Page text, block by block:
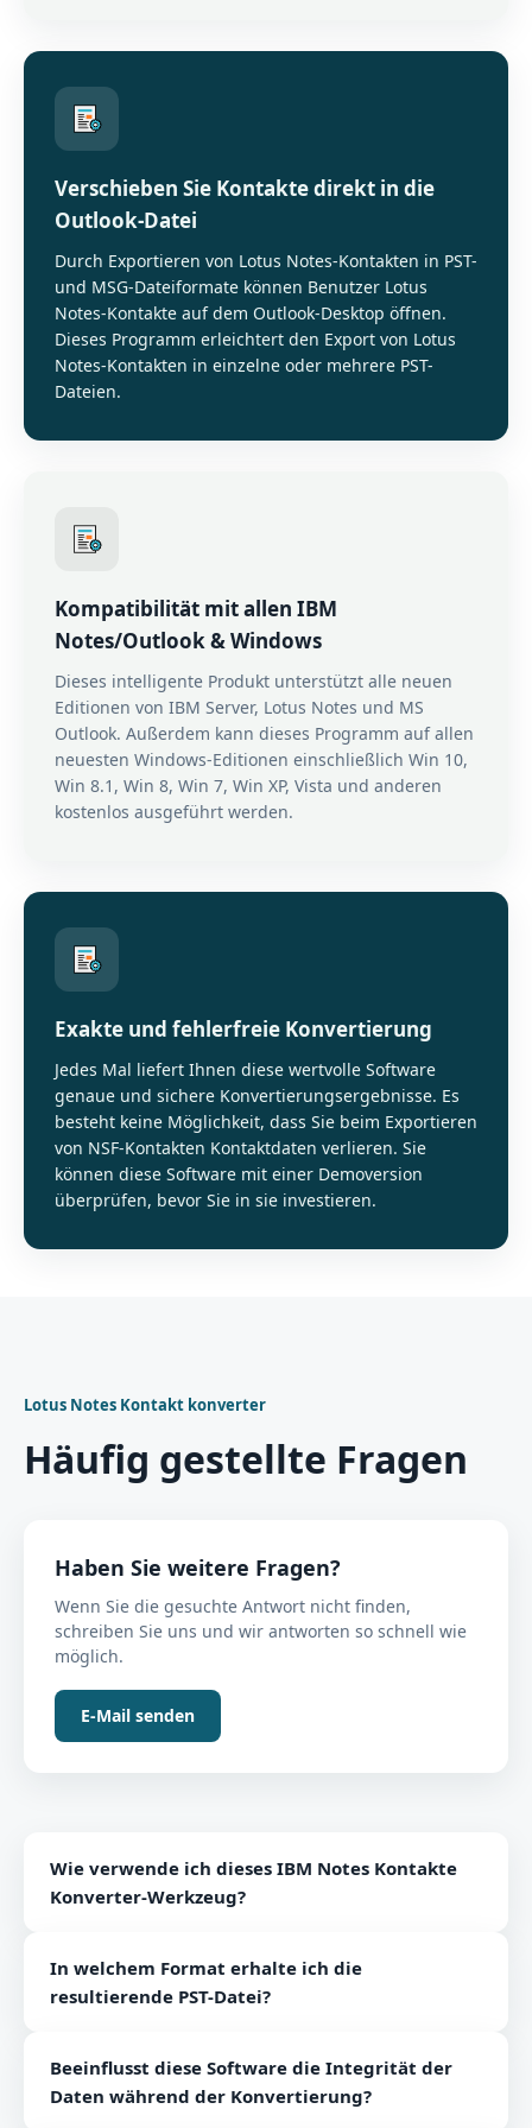
Verschieben Sie Kontakte direkt in die
Outlook-Datei
Durch Exportieren von Lotus Notes-Kontakten in PST-
und MSG-Dateiformate können Benutzer Lotus
Notes-Kontakte auf dem Outlook-Desktop öffnen.
Dieses Programm erleichtert den Export von Lotus
Notes-Kontakten in einzelne oder mehrere PST-
Dateien.
Kompatibilität mit allen IBM
Notes/Outlook & Windows
Dieses intelligente Produkt unterstützt alle neuen
Editionen von IBM Server, Lotus Notes und MS
Outlook. Außerdem kann dieses Programm auf allen
neuesten Windows-Editionen einschließlich Win 10,
Win 8.1, Win 8, Win 7, Win XP, Vista und anderen
kostenlos ausgeführt werden.
Exakte und fehlerfreie Konvertierung
Jedes Mal liefert Ihnen diese wertvolle Software
genaue und sichere Konvertierungsergebnisse. Es
besteht keine Möglichkeit, dass Sie beim Exportieren
von NSF-Kontakten Kontaktdaten verlieren. Sie
können diese Software mit einer Demoversion
überprüfen, bevor Sie in sie investieren.
Lotus Notes Kontakt konverter
Häufig gestellte Fragen
Haben Sie weitere Fragen?
Wenn Sie die gesuchte Antwort nicht finden,
schreiben Sie uns und wir antworten so schnell wie
möglich.
E-Mail senden
Wie verwende ich dieses IBM Notes Kontakte
Konverter-Werkzeug?
Konvertierungsprozess zu kennen: Installieren und
öffnen Sie die Software auf Ihrem Windows-PC.
den Pfad für die resultierende Datei an. Klicken Sie
auf die Schaltfläche Jetzt generieren.
In welchem Format erhalte ich die
resultierende PST-Datei?
können Benutzer Daten in einer Unicode-PST-Datei
abrufen, die sich problemlos in MS Outlook 2019,
Beeinflusst diese Software die Integrität der
Daten während der Konvertierung?